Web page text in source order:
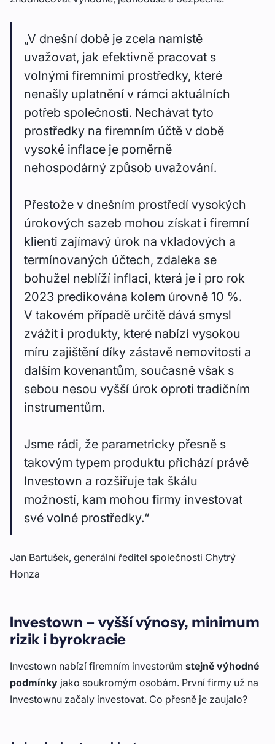
„V dnešní době je zcela namístě
uvažovat, jak efektivně pracovat s
volnými firemními prostředky, které
nenašly uplatnění v rámci aktuálních
potřeb společnosti. Nechávat tyto
prostředky na firemním účtě v době
vysoké inflace je poměrně
nehospodárný způsob uvažování.
Přestože v dnešním prostředí vysokých
úrokových sazeb mohou získat i firemní
klienti zajímavý úrok na vkladových a
termínovaných účtech, zdaleka se
bohužel neblíží inflaci, která je i pro rok
2023 predikována kolem úrovně 10 %.
V takovém případě určitě dává smysl
zvážit i produkty, které nabízí vysokou
míru zajištění díky zástavě nemovitosti a
dalším kovenantům, současně však s
sebou nesou vyšší úrok oproti tradičním
instrumentům.
Jsme rádi, že parametricky přesně s
takovým typem produktu přichází právě
Investown a rozšiřuje tak škálu
možností, kam mohou firmy investovat
své volné prostředky.“
Jan Bartušek, generální ředitel společnosti Chytrý
Honza
Investown – vyšší výnosy, minimum
rizik i byrokracie
Investown nabízí firemním investorům stejně výhodné
podmínky jako soukromým osobám. První firmy už na
Investownu začaly investovat. Co přesně je zaujalo?